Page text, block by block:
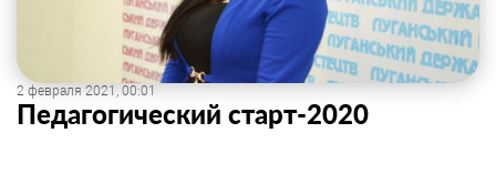
2 февраля 2021, 00:01
Педагогический старт-2020